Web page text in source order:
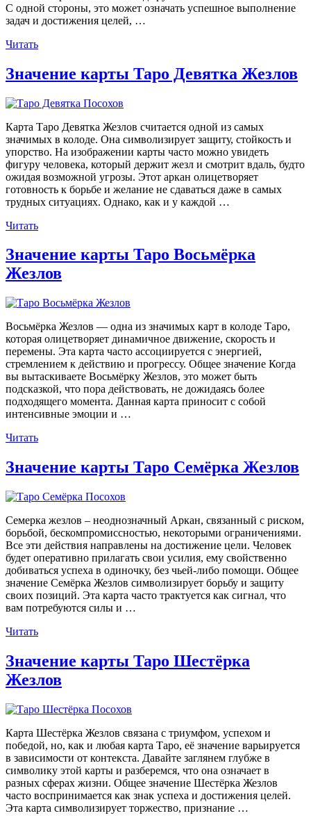
С одной стороны, это может означать успешное выполнение
задач и достижения целей, …
Читать«Значение
Десятка
Значение карты Таро Девятка Жезлов
Карта Таро Девятка Жезлов считается одной из самых
значимых в колоде. Она символизирует защиту, стойкость и
упорство. На изображении карты часто можно увидеть
фигуру человека, который держит жезл и смотрит вдаль, будто
ожидая возможной угрозы. Этот аркан олицетворяет
готовность к борьбе и желание не сдаваться даже в самых
трудных ситуациях. Однако, как и у каждой …
Читать«Значение
Таро
Девятка
Жезлов»
Значение карты Таро Восьмёрка
Жезлов
Восьмёрка Жезлов — одна из значимых карт в колоде Таро,
которая олицетворяет динамичное движение, скорость и
перемены. Эта карта часто ассоциируется с энергией,
стремлением к действию и прогрессу. Общее значение Когда
вы вытаскиваете Восьмёрку Жезлов, это может быть
подсказкой, что пора действовать, не дожидаясь более
подходящего момента. Данная карта приносит с собой
интенсивные эмоции и …
Читать«Значение
Восьмёрка
Значение карты Таро Семёрка Жезлов
Семерка жезлов – неоднозначный Аркан, связанный с риском,
борьбой, бескомпромиссностью, некоторыми ограничениями.
Все эти действия направлены на достижение цели. Человек
будет оперативно прилагать свои усилия, ему свойственно
добиваться успеха в одиночку, без чьей-либо помощи. Общее
значение Семёрка Жезлов символизирует борьбу и защиту
своих позиций. Эта карта часто трактуется как сигнал, что
вам потребуются силы и …
Читать«Значение
Семёрка
Жезлов»
Значение карты Таро Шестёрка
Жезлов
Карта Шестёрка Жезлов связана с триумфом, успехом и
победой, но, как и любая карта Таро, её значение варьируется
в зависимости от контекста. Давайте заглянем глубже в
символику этой карты и разберемся, что она означает в
разных сферах жизни. Общее значение Шестёрка Жезлов
часто воспринимается как знак успеха и достижения целей.
Эта карта символизирует торжество, признание …